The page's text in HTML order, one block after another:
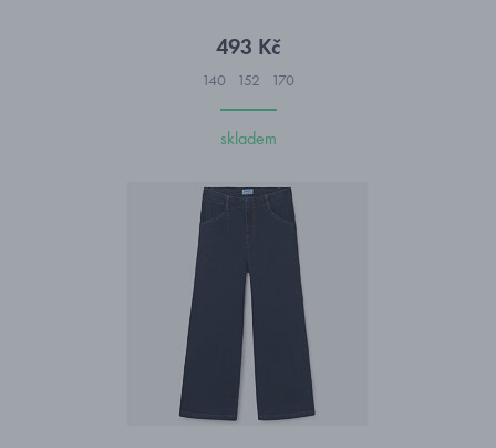
493 Kč
140 152 170
skladem